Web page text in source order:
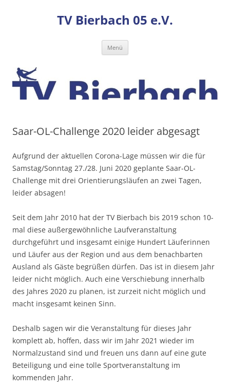
TV Bierbach 05 e.V.
Menü
Saar-OL-Challenge 2020 leider abgesagt
Aufgrund der aktuellen Corona-Lage müssen wir die für
Samstag/Sonntag 27./28. Juni 2020 geplante Saar-OL-
Challenge mit drei Orientierungsläufen an zwei Tagen,
leider absagen!
Seit dem Jahr 2010 hat der TV Bierbach bis 2019 schon 10-
mal diese außergewöhnliche Laufveranstaltung
durchgeführt und insgesamt einige Hundert Läuferinnen
und Läufer aus der Region und aus dem benachbarten
Ausland als Gäste begrüßen dürfen. Das ist in diesem Jahr
leider nicht möglich. Auch eine Verschiebung innerhalb
des Jahres 2020 zu planen, ist zurzeit nicht möglich und
macht insgesamt keinen Sinn.
Deshalb sagen wir die Veranstaltung für dieses Jahr
komplett ab, hoffen, dass wir im Jahr 2021 wieder im
Normalzustand sind und freuen uns dann auf eine gute
Beteiligung und eine tolle Sportveranstaltung im
kommenden Jahr.